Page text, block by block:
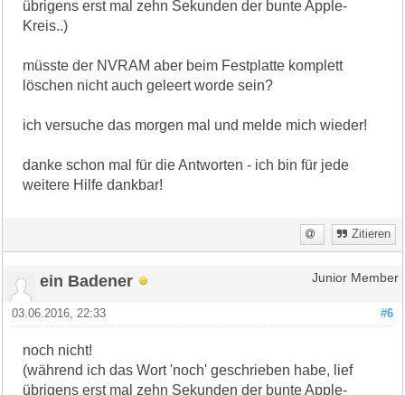
übrigens erst mal zehn Sekunden der bunte Apple-
Kreis..)
müsste der NVRAM aber beim Festplatte komplett
löschen nicht auch geleert worde sein?
ich versuche das morgen mal und melde mich wieder!
danke schon mal für die Antworten - ich bin für jede
weitere Hilfe dankbar!
Zitieren
ein Badener Junior Member
#6
03.06.2016, 22:33
noch nicht!
(während ich das Wort 'noch' geschrieben habe, lief
übrigens erst mal zehn Sekunden der bunte Apple-